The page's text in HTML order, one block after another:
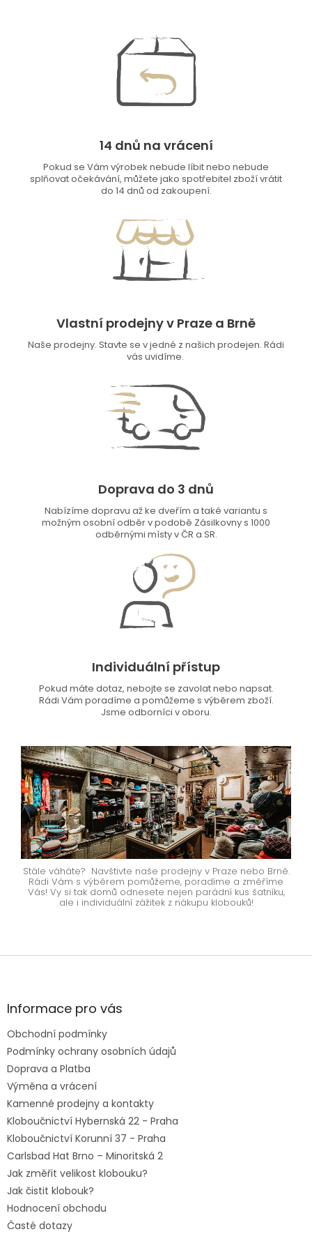
14 dnů na vrácení
Pokud se Vám výrobek nebude líbit nebo nebude
splňovat očekávání, můžete jako spotřebitel zboží vrátit
do 14 dnů od zakoupení.
Vlastní prodejny v Praze a Brně
Naše prodejny. Stavte se v jedné z našich prodejen. Rádi
vás uvidíme.
Doprava do 3 dnů
Nabízíme dopravu až ke dveřím a také variantu s
možným osobní odběr v podobě Zásilkovny s 1000
odběrnými místy v ČR a SR.
Individuální přístup
Pokud máte dotaz, nebojte se zavolat nebo napsat.
Rádi Vám poradíme a pomůžeme s výběrem zboží.
Jsme odborníci v oboru.
Stále váháte? Navštivte naše prodejny v Praze nebo Brně.
Rádi Vám s výběrem pomůžeme, poradíme a změříme
Vás! Vy si tak domů odnesete nejen parádní kus šatníku,
ale i individuální zážitek z nákupu klobouků!
Z
aInformace pro vás
Obchodní podmínky
Podmínky ochrany osobních údajů
Doprava a Platba
Výměna a vrácení
Kamenné prodejny a kontakty
Kloboučnictví Hybernská 22 - Praha
Kloboučnictví Korunní 37 - Praha
Carlsbad Hat Brno – Minoritská 2
Jak změřit velikost klobouku?
Jak čistit klobouk?
Hodnocení obchodu
Časté dotazy